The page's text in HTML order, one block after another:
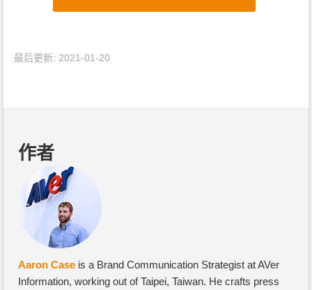
最后更新: 2021-01-20
作者
Aaron Case is a Brand Communication Strategist at AVer
Information, working out of Taipei, Taiwan. He crafts press